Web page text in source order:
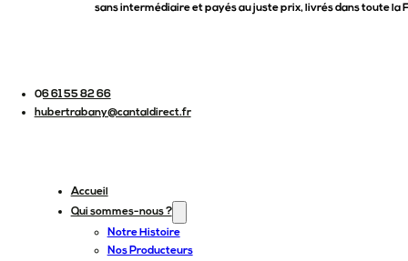
sans intermédiaire et payés au juste prix, livrés dans toute la
06 61 55 82 66
hubertrabany@cantaldirect.fr
Accueil
Qui sommes-nous ?
Notre Histoire
Nos Producteurs